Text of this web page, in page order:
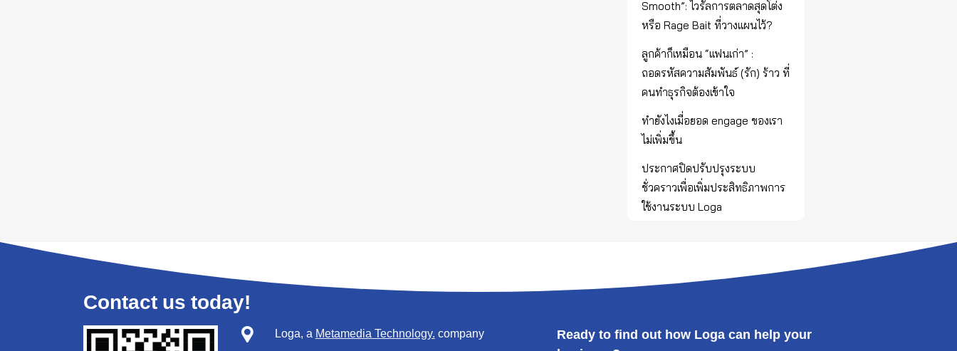
Smooth”: ไวรัลการตลาดสุดโต่ง
หรือ Rage Bait ที่วางแผนไว้?
ลูกค้าก็เหมือน “แฟนเก่า” :
ถอดรหัสความสัมพันธ์ (รัก) ร้าว ที่
คนทำธุรกิจต้องเข้าใจ
ทำยังไงเมื่อยอด engage ของเรา
ไม่เพิ่มขึ้น
ประกาศปิดปรับปรุงระบบ
ชั่วคราวเพื่อเพิ่มประสิทธิภาพการ
ใช้งานระบบ Loga